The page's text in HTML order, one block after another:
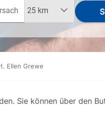
Ellen Grewe
Sie können über den